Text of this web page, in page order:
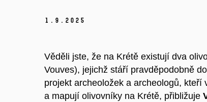
1. 9. 2025
Věděli jste, že na Krétě existují dva
Vouves), jejichž stáří pravděpodobně
projekt archeoložek a archeologů,
a mapují olivovníky na Krétě, přibližuje